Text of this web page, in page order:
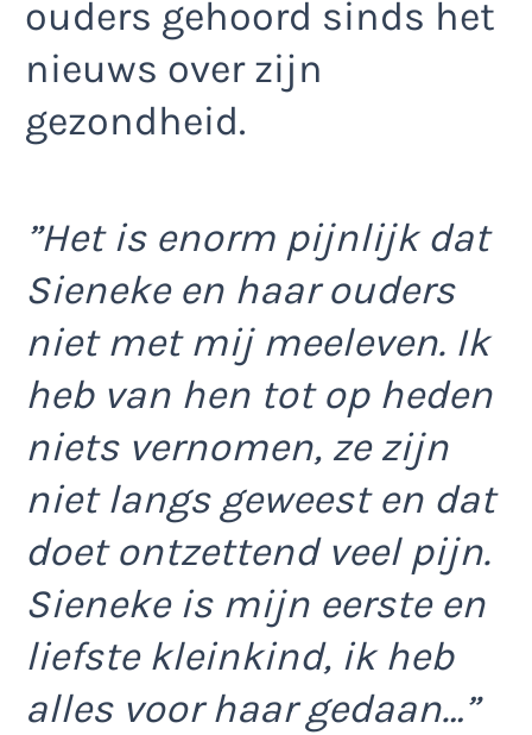
ouders gehoord sinds het
nieuws over zijn
gezondheid.
”Het is enorm pijnlijk dat
Sieneke en haar ouders
niet met mij meeleven. Ik
heb van hen tot op heden
niets vernomen, ze zijn
niet langs geweest en dat
doet ontzettend veel pijn.
Sieneke is mijn eerste en
liefste kleinkind, ik heb
alles voor haar gedaan…”